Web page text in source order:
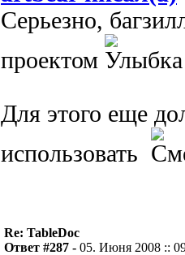
Серьезно,
проектом
Для этого еще
использовать
Re: TableDoc
Ответ #287 - 05. Июня 2008 ::